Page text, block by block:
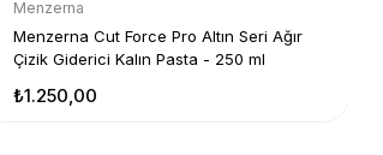
Menzerna
Menzerna Cut Force Pro Altın Seri Ağır
Çizik Giderici Kalın Pasta - 250 ml
₺1.250,00